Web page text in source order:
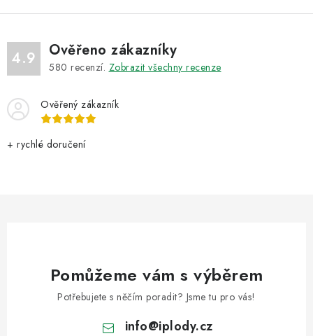
4.9 Ověřeno zákazníky
580 recenzí. Zobrazit všechny recenze
Ověřený zákazník
+ rychlé doručení
Pomůžeme vám s výběrem
Potřebujete s něčím poradit? Jsme tu pro vás!
info@iplody.cz